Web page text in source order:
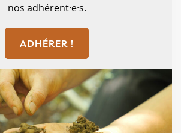
nos adhérent·e·s.
ADHÉRER !